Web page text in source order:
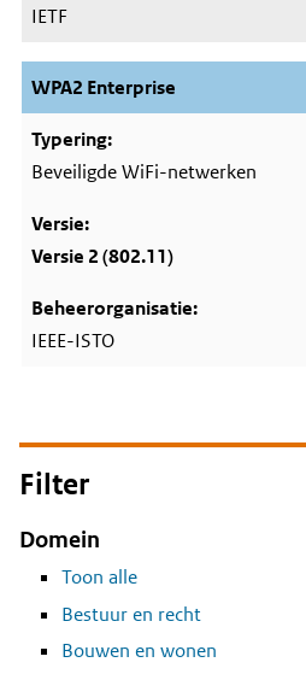
IETF
WPA2 Enterprise
Beveiligde WiFi-netwerken
Versie 2 (802.11)
IEEE-ISTO
Filter
Domein
Toon alle
Bestuur en recht
Bouwen en wonen